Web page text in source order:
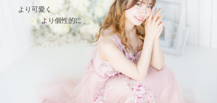
より可愛く
より個性的に